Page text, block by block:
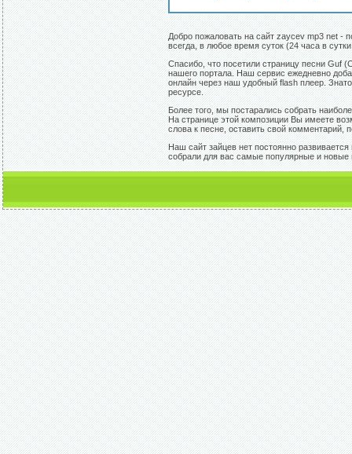
Добро пожаловать на сайт zaycev mp3 net -
всегда, в любое время суток (24 часа в
Спасибо, что посетили страницу песни Guf
нашего портала. Наш сервис ежедневно
онлайн через наш удобный flash плеер.
ресурсе.
Более того, мы постарались собрать
На странице этой композиции Вы имеете
слова к песне, оставить свой комментарий,
Наш сайт зайцев нет постоянно
собрали для вас самые популярные и